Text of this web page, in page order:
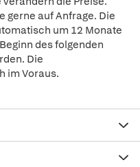
gerne auf Anfrage. Die
um 12 Monate
des folgenden
Die
im Voraus.